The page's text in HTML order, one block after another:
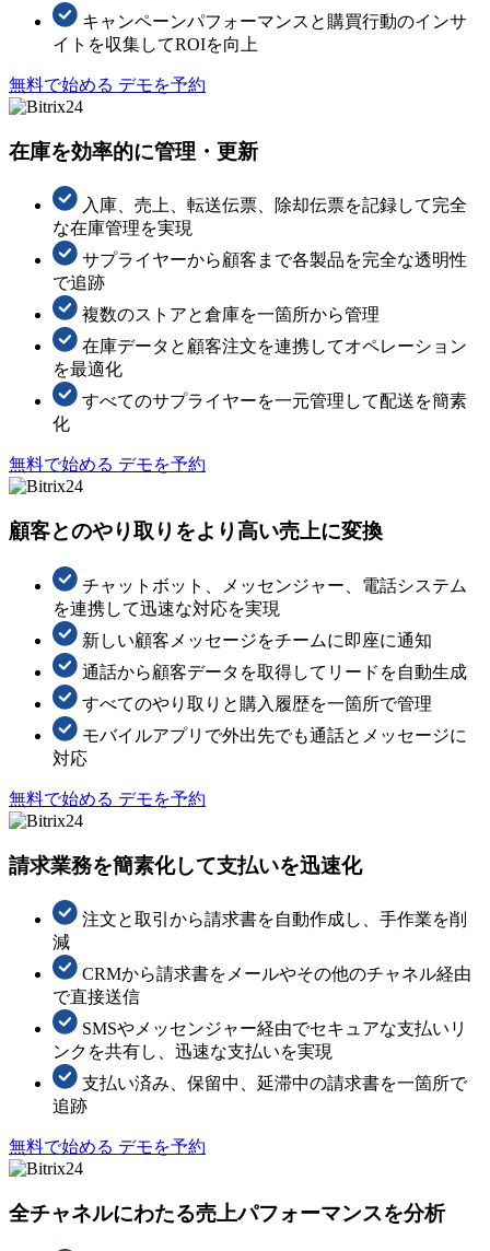
キャンペーンパフォーマンスと購買行動のインサ
イトを収集してROIを向上
無料で始める デモを予約
在庫を効率的に管理・更新
入庫、売上、転送伝票、除却伝票を記録して完全
な在庫管理を実現
サプライヤーから顧客まで各製品を完全な透明性
で追跡
複数のストアと倉庫を一箇所から管理
在庫データと顧客注文を連携してオペレーション
を最適化
すべてのサプライヤーを一元管理して配送を簡素
化
無料で始める デモを予約
顧客とのやり取りをより高い売上に変換
チャットボット、メッセンジャー、電話システム
を連携して迅速な対応を実現
新しい顧客メッセージをチームに即座に通知
通話から顧客データを取得してリードを自動生成
すべてのやり取りと購入履歴を一箇所で管理
モバイルアプリで外出先でも通話とメッセージに
対応
無料で始める デモを予約
請求業務を簡素化して支払いを迅速化
注文と取引から請求書を自動作成し、手作業を削
減
CRMから請求書をメールやその他のチャネル経由
で直接送信
SMSやメッセンジャー経由でセキュアな支払いリ
ンクを共有し、迅速な支払いを実現
支払い済み、保留中、延滞中の請求書を一箇所で
追跡
無料で始める デモを予約
全チャネルにわたる売上パフォーマンスを分析